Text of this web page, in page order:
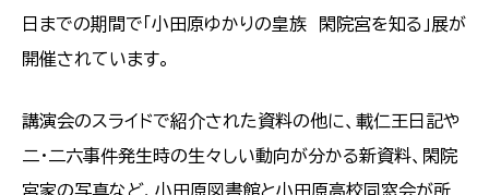
日までの期間で「小田原ゆかりの皇族 閑院宮を知る」展が
開催されています。
講演会のスライドで紹介された資料の他に、載仁王日記や
二・二六事件発生時の生々しい動向が分かる新資料、閑院
宮家の写真など、小田原図書館と小田原高校同窓会が所